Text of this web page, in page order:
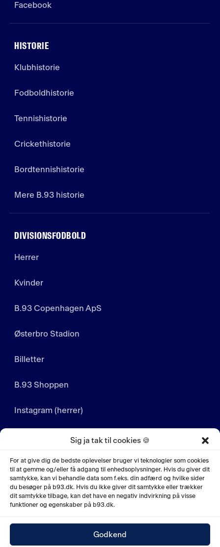
Sig ja tak til cookies 🍪
For at give dig de bedste oplevelser bruger vi teknologier som cookies
til at gemme og/eller få adgang til enhedsoplysninger. Hvis du giver dit
samtykke, kan vi behandle data som f.eks. din adfærd og hvilke sider
du besøger på b93.dk. Hvis du ikke giver dit samtykke eller trækker
dit samtykke tilbage, kan det have en negativ indvirkning på visse
funktioner og egenskaber på b93.dk.
Godkend
Facebook
HISTORIE
Klubhistorie
Fodboldhistorie
Tennishistorie
Crickethistorie
Bordtennishistorie
Mere B.93 historie
DIVISIONSFODBOLD
Herrer
Kvinder
B.93 Copenhagen ApS
Østerbro Stadion
Billetter
B.93 Shoppen
Instagram (herrer)
Instagram (kvinder)
LinkedIn
YouTube